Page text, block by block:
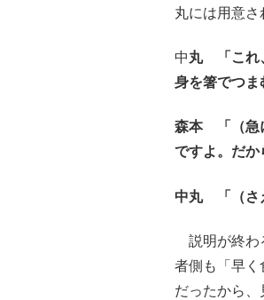
丸には用意さ
中丸 「これ
身を箸でつま
森本 「（急
ですよ。だ
中丸 「（さ
説明が終わ
者側も「早
だったから、